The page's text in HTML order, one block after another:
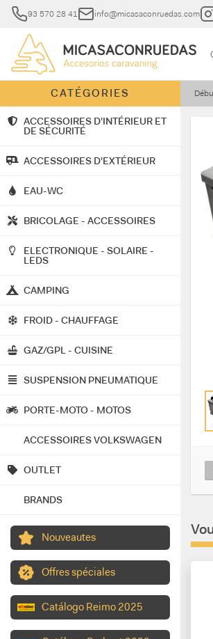
93 570 28 41 info@micasaconruedas.com
CATÉGORIES
ACCESSOIRES D'INTÉRIEUR ET
DE SÉCURITÉ
ACCESSOIRES D'EXTÉRIEUR
EAU-WC
BRICOLAGE - ACCESSOIRES
ELECTRONIQUE - SOLAIRE -
LEDS
CAMPING
FROID - CHAUFFAGE
GAZ/GPL - CUISINE
SUSPENSION PNEUMATIQUE
PORTE-MOTO - MOTOS
ACCESSOIRES VOLKSWAGEN
OUTLET
BRANDS
Nouveautes
Offres spéciales
Catálogo Reimo 2025